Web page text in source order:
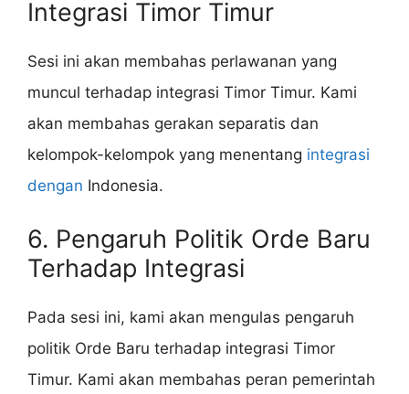
Integrasi Timor Timur
Sesi ini akan membahas perlawanan yang
muncul terhadap integrasi Timor Timur. Kami
akan membahas gerakan separatis dan
kelompok-kelompok yang menentang integrasi
dengan Indonesia.
6. Pengaruh Politik Orde Baru
Terhadap Integrasi
Pada sesi ini, kami akan mengulas pengaruh
politik Orde Baru terhadap integrasi Timor
Timur. Kami akan membahas peran pemerintah